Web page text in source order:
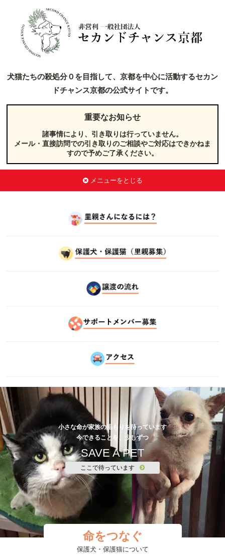
犬猫たちの殺処分０を目指して、京都を中心に活動するセカン
ドチャンス京都の公式サイトです。
重要なお知らせ
諸事情により、引き取りは行っていません。
メール・直接訪問での引き取りのご相談やご対応はできかねま
すので予めご了承ください。
メニューをとじる
小さな命が家族の温もりを待っています
今できることを、少しずつ
SAVE A PET
ここで待っています
命をつなぐ
保護犬・保護猫について